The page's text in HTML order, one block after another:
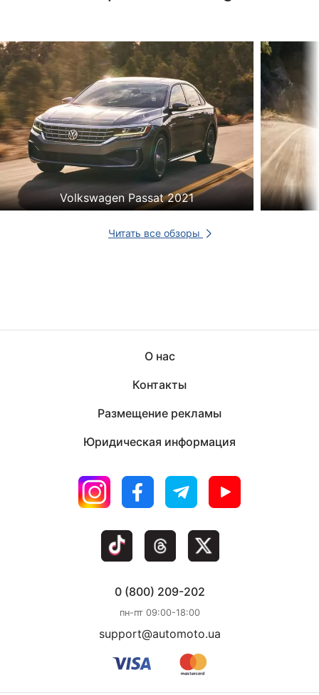
Volkswagen Passat 2021
Читать все обзоры
О нас
Контакты
Размещение рекламы
Юридическая информация
0 (800) 209-202
пн-пт 09:00-18:00
support@automoto.ua